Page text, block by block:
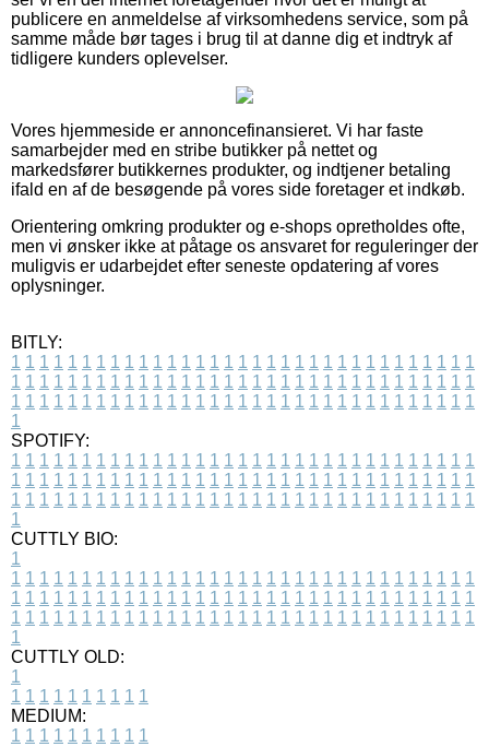
publicere en anmeldelse af virksomhedens service, som på
samme måde bør tages i brug til at danne dig et indtryk af
tidligere kunders oplevelser.
Vores hjemmeside er annoncefinansieret. Vi har faste
samarbejder med en stribe butikker på nettet og
markedsfører butikkernes produkter, og indtjener betaling
ifald en af de besøgende på vores side foretager et indkøb.
Orientering omkring produkter og e-shops opretholdes ofte,
men vi ønsker ikke at påtage os ansvaret for reguleringer der
muligvis er udarbejdet efter seneste opdatering af vores
oplysninger.
BITLY:
1 1 1 1 1 1 1 1 1 1 1 1 1 1 1 1 1 1 1 1 1 1 1 1 1 1 1 1 1 1 1 1 1
1 1 1 1 1 1 1 1 1 1 1 1 1 1 1 1 1 1 1 1 1 1 1 1 1 1 1 1 1 1 1 1 1
1 1 1 1 1 1 1 1 1 1 1 1 1 1 1 1 1 1 1 1 1 1 1 1 1 1 1 1 1 1 1 1 1
1
SPOTIFY:
1 1 1 1 1 1 1 1 1 1 1 1 1 1 1 1 1 1 1 1 1 1 1 1 1 1 1 1 1 1 1 1 1
1 1 1 1 1 1 1 1 1 1 1 1 1 1 1 1 1 1 1 1 1 1 1 1 1 1 1 1 1 1 1 1 1
1 1 1 1 1 1 1 1 1 1 1 1 1 1 1 1 1 1 1 1 1 1 1 1 1 1 1 1 1 1 1 1 1
1
CUTTLY BIO:
1
1 1 1 1 1 1 1 1 1 1 1 1 1 1 1 1 1 1 1 1 1 1 1 1 1 1 1 1 1 1 1 1 1
1 1 1 1 1 1 1 1 1 1 1 1 1 1 1 1 1 1 1 1 1 1 1 1 1 1 1 1 1 1 1 1 1
1 1 1 1 1 1 1 1 1 1 1 1 1 1 1 1 1 1 1 1 1 1 1 1 1 1 1 1 1 1 1 1 1
1
CUTTLY OLD:
1
1 1 1 1 1 1 1 1 1 1
MEDIUM:
1 1 1 1 1 1 1 1 1 1